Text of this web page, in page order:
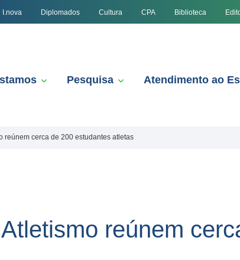
I.nova Diplomados Cultura CPA Biblioteca
Pesquisa Atendimento ao
reúnem cerca de 200 estudantes atletas
reúnem